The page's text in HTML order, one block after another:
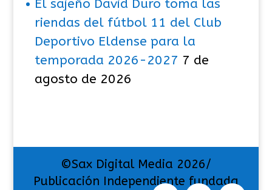
El sajeño David Duro toma las
riendas del fútbol 11 del Club
Deportivo Eldense para la
temporada 2026-2027 7 de
agosto de 2026
©Sax Digital Media 2026/
Publicación Independiente fundada